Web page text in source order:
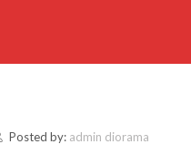
Posted by: admin diorama